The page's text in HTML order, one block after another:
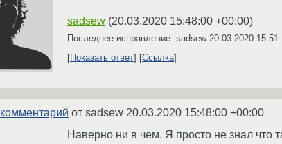
sadsew (20.03.2020 15:48:00 +00:00)
Последнее исправление: sadsew 20.03.2020
Показать ответ
Ссылка
комментарий от sadsew 20.03.2020 15:48:00 +00:00
Наверно ни в чем. Я просто не знал что